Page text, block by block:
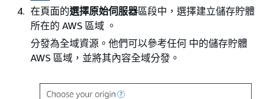
在頁面的選擇原始伺服器區段中，選擇建立儲存貯體
所在的 AWS 區域 。
分發為全域資源。他們可以參考任何 中的儲存貯體
AWS 區域，並將其內容全域分發。